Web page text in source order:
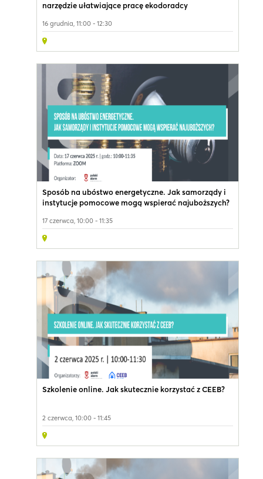
narzędzie ułatwiające pracę ekodoradcy
16 grudnia, 11:00 - 12:30
Sposób na ubóstwo energetyczne. Jak samorządy i
instytucje pomocowe mogą wspierać najuboższych?
17 czerwca, 10:00 - 11:35
Szkolenie online. Jak skutecznie korzystać z CEEB?
2 czerwca, 10:00 - 11:45